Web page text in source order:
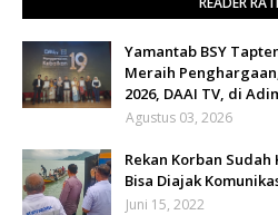
Yamantab BSY
Meraih
2026, DAAI TV, di
Agustus 03, 2026
Rekan Korban
Bisa Diajak
Juni 15, 2022